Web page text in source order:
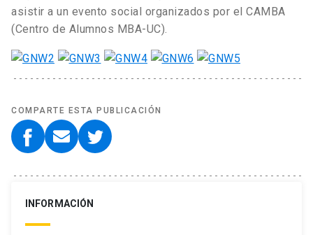
asistir a un evento social organizados por el CAMBA
(Centro de Alumnos MBA-UC).
COMPARTE ESTA PUBLICACIÓN
INFORMACIÓN